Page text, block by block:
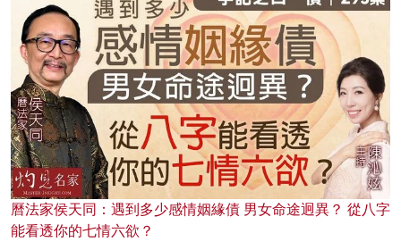
曆法家侯天同：遇到多少感情姻緣債 男女命途迥異？ 從八字
能看透你的七情六欲？